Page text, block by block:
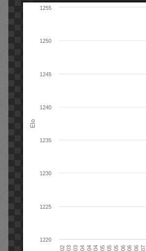
Elo
1220
1225
1230
1235
1240
1245
1250
1255